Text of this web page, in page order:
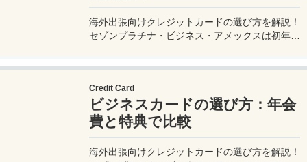
海外出張向けクレジットカードの選び方を解説！
セゾンプラチナ・ビジネス・アメックスは初年度
Credit Card
ビジネスカードの選び方：年会
費と特典で比較
海外出張向けクレジットカードの選び方を解説！